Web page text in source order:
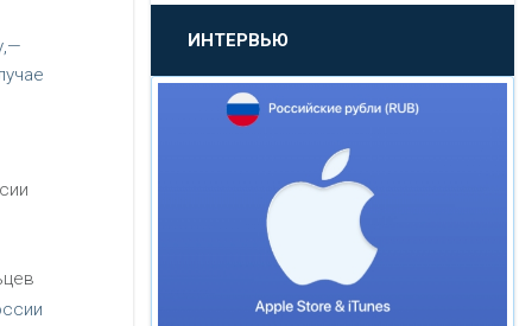
«ПРОМСВЯЗЬБАНК»
«НОВИКОМБАНК»
«СМП БАНК»
«ВНЕШПРОМБАНК»
ИНТЕРВЬЮ